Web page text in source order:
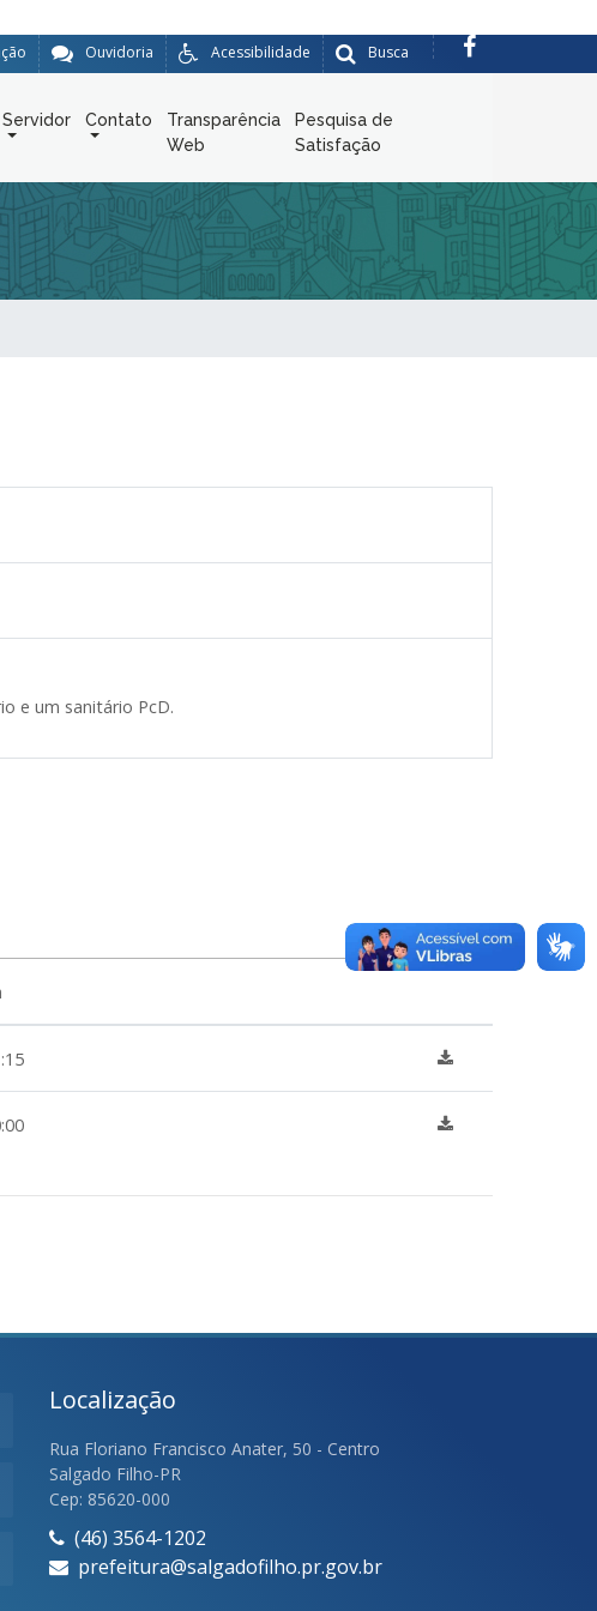
Busca
Acessibilidade
Ouvidoria
Servidor Contato
Transparência
Web
Pesquisa de
Satisfação
e um sanitário PcD.
Localização
Rua Floriano Francisco Anater, 50 - Centro
Salgado Filho-PR
Cep: 85620-000
(46) 3564-1202
prefeitura@salgadofilho.pr.gov.br